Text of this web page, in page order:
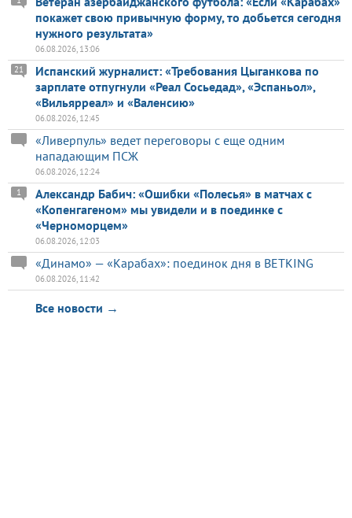
покажет свою привычную форму, то добьется сегодня
нужного результата»
06.08.2026, 13:06
Испанский журналист: «Требования Цыганкова по
зарплате отпугнули «Реал Сосьедад», «Эспаньол»,
«Вильярреал» и «Валенсию»
21
06.08.2026, 12:45
«Ливерпуль» ведет переговоры с еще одним
нападающим ПСЖ
06.08.2026, 12:24
Александр Бабич: «Ошибки «Полесья» в матчах с
«Копенгагеном» мы увидели и в поединке с
«Черноморцем»
1
06.08.2026, 12:03
«Динамо» — «Карабах»: поединок дня в BETKING
06.08.2026, 11:42
Все новости →